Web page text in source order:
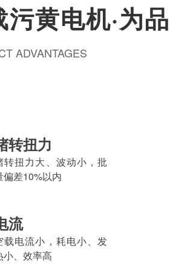
黄电机·为
ADVANTAGES
转扭力
转扭力大、波动小，批
偏差10%以内
流
载电流小，耗电小、发
小、效率高